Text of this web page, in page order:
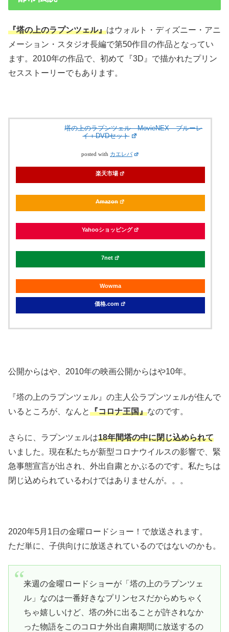
『塔の上のラプンツェル』はウォルト・ディズニー・アニ
メーション・スタジオ長編で第50作目の作品となってい
ます。2010年の作品で、初めて『3D』で描かれたプリン
セスストーリーでもあります。
塔の上のラプンツェル MovieNEX ブルーレ
イ＋DVDセット
posted with カエレバ
楽天市場
Amazon
Yahooショッピング
7net
Wowma
価格.com
公開からはや、2010年の映画公開からはや10年。
『塔の上のラプンツェル』の主人公ラプンツェルが住んで
いるところが、なんと『コロナ王国』なのです。
さらに、ラプンツェルは18年間塔の中に閉じ込められて
いました。現在私たちが新型コロナウイルスの影響で、緊
急事態宣言が出され、外出自粛とかぶるのです。私たちは
閉じ込められているわけではありませんが。。。
2020年5月1日の金曜ロードショー！で放送されます。
ただ単に、子供向けに放送されているのではないのかも。
来週の金曜ロードショーが「塔の上のラプンツェ
ル」なのは一番好きなプリンセスだからめちゃく
ちゃ嬉しいけど、塔の外に出ることが許されなか
った物語をこのコロナ外出自粛期間に放送するの